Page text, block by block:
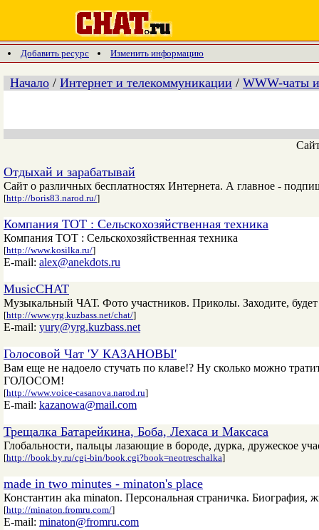
Добавить ресурс Изменить информацию
Начало / Интернет и телекоммуникации / WWW-чаты
Отдыхай и зарабатывай
Сайт о различных бесплатностях Интернета. А главное -
[http://boris83.narod.ru/]
Компания ТОТ : Сельскохозяйственная техника
Компания ТОТ : Сельскохозяйственная техника
[http://www.kosilka.ru/]
E-mail: alex@anekdots.ru
MusicCHAT
Музыкальный ЧАТ. Фото участников. Приколы. Заходите, будет
[http://www.yrg.kuzbass.net/chat/]
E-mail: yury@yrg.kuzbass.net
Голосовой Чат 'У КАЗАНОВЫ'
Вам еще не надоело стучать по клаве!? Ну сколько можно
ГОЛОСОМ!
[http://www.voice-casanova.narod.ru]
E-mail: kazanowa@mail.com
Трещалка Батарейкина, Боба, Лехаса и Максаса
Глобальности, пальцы лазающие в бороде, дурка, дружеское
[http://book.by.ru/cgi-bin/book.cgi?book=neotreschalka]
made in two minutes - minaton's place
Константин aka minaton. Персональная страничка. Биография,
[http://minaton.fromru.com/]
E-mail: minaton@fromru.com